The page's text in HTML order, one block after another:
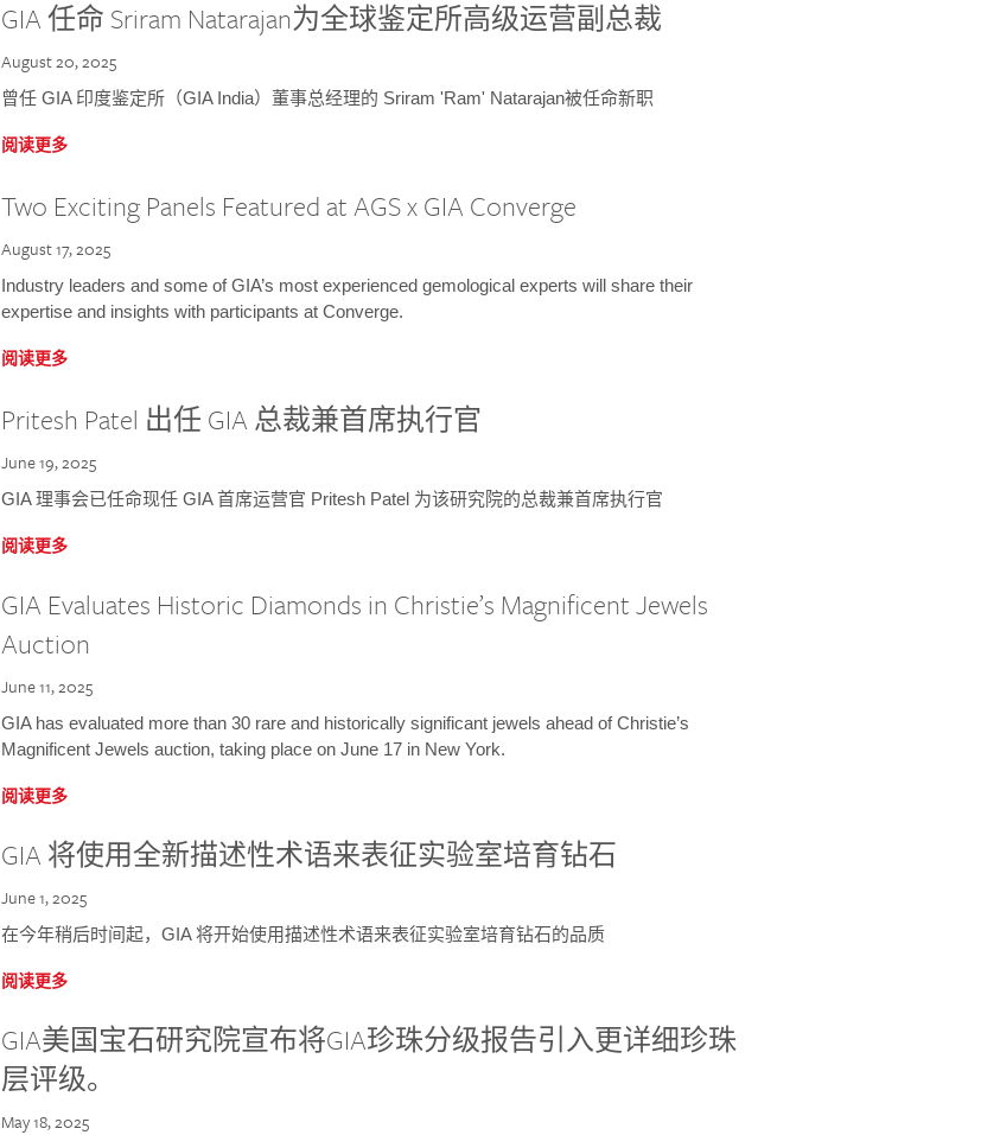
GIA 任命 Sriram Natarajan为全球鉴定所高级运营副总裁
August 20, 2025
曾任 GIA 印度鉴定所（GIA India）董事总经理的 Sriram 'Ram' Natarajan被任命新职
阅读更多
Two Exciting Panels Featured at AGS x GIA Converge
August 17, 2025
Industry leaders and some of GIA’s most experienced gemological experts will share their
expertise and insights with participants at Converge.
阅读更多
Pritesh Patel 出任 GIA 总裁兼首席执行官
June 19, 2025
GIA 理事会已任命现任 GIA 首席运营官 Pritesh Patel 为该研究院的总裁兼首席执行官
阅读更多
GIA Evaluates Historic Diamonds in Christie’s Magnificent Jewels
Auction
June 11, 2025
GIA has evaluated more than 30 rare and historically significant jewels ahead of Christie’s
Magnificent Jewels auction, taking place on June 17 in New York.
阅读更多
GIA 将使用全新描述性术语来表征实验室培育钻石
June 1, 2025
在今年稍后时间起，GIA 将开始使用描述性术语来表征实验室培育钻石的品质
阅读更多
GIA美国宝石研究院宣布将GIA珍珠分级报告引入更详细珍珠
层评级。
May 18, 2025